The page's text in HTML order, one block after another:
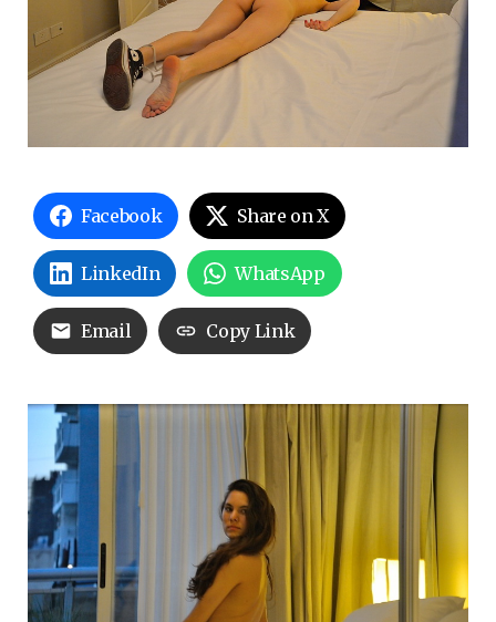
Facebook Share on X
LinkedIn WhatsApp
Email Copy Link